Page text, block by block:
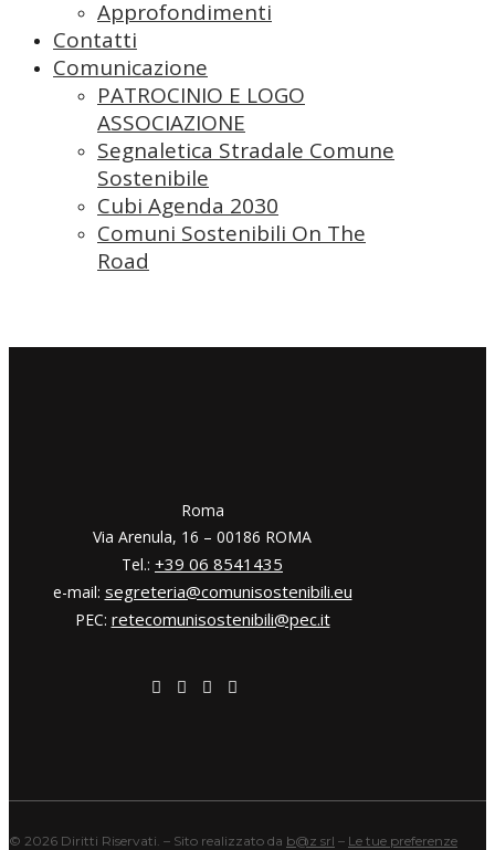
Approfondimenti
Contatti
Comunicazione
PATROCINIO E LOGO
ASSOCIAZIONE
Segnaletica Stradale Comune
Sostenibile
Cubi Agenda 2030
Comuni Sostenibili On The
Road
​​Roma
Via Arenula, 16 – 00186 ROMA
Tel.: +39 06 8541435
e-mail: segreteria@comunisostenibili.eu
PEC: retecomunisostenibili@pec.it
© 2026 Diritti Riservati. – Sito realizzato da b@z srl – Le tue preferenze